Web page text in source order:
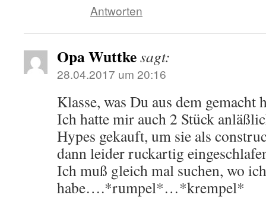
Antworten
Opa Wuttkesagt:
28.04.2017 um 20:16
Klasse, was Du aus dem gemacht
Ich hatte mir auch 2 Stück
Hypes gekauft, um sie als
dann leider ruckartig
Ich muß gleich mal suchen, wo
habe….*rumpel*…*krempel*